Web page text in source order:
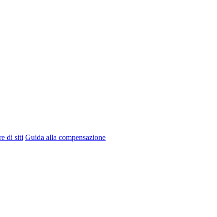
di siti Guida alla compensazione